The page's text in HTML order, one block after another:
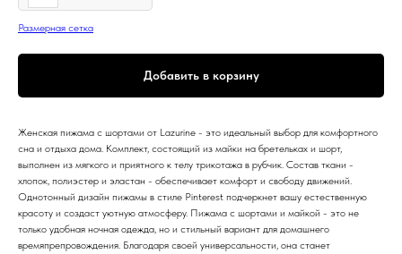
Размерная сетка
Добавить в корзину
Женская пижама с шортами от Lazurine - это идеальный выбор для комфортного
сна и отдыха дома. Комплект, состоящий из майки на бретельках и шорт,
выполнен из мягкого и приятного к телу трикотажа в рубчик. Состав ткани -
хлопок, полиэстер и эластан - обеспечивает комфорт и свободу движений.
Однотонный дизайн пижамы в стиле Pinterest подчеркнет вашу естественную
красоту и создаст уютную атмосферу. Пижама с шортами и майкой - это не
только удобная ночная одежда, но и стильный вариант для домашнего
времяпрепровождения. Благодаря своей универсальности, она станет